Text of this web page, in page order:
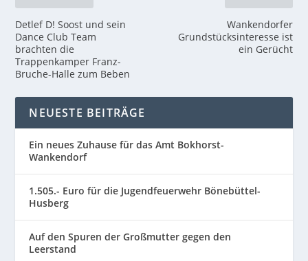
Detlef D! Soost und sein
Dance Club Team
brachten die
Trappenkamper Franz-
Bruche-Halle zum Beben
Wankendorfer
Grundstücksinteresse ist
ein Gerücht
NEUESTE BEITRÄGE
Ein neues Zuhause für das Amt Bokhorst-
Wankendorf
1.505.- Euro für die Jugendfeuerwehr Bönebüttel-
Husberg
Auf den Spuren der Großmutter gegen den
Leerstand